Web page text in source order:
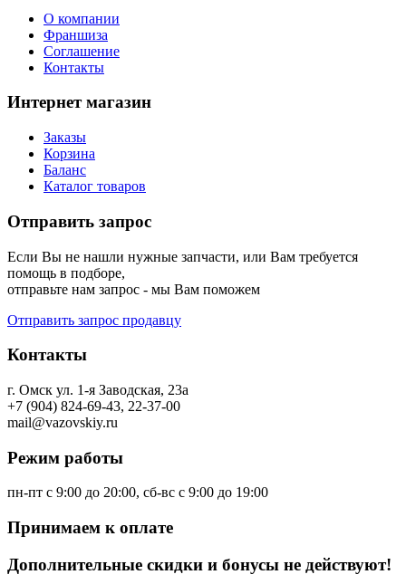
О компании
Франшиза
Соглашение
Контакты
Интернет магазин
Заказы
Корзина
Баланс
Каталог товаров
Отправить запрос
Если Вы не нашли нужные запчасти, или Вам требуется
помощь в подборе,
отправьте нам запрос - мы Вам поможем
Отправить запрос продавцу
Контакты
г. Омск ул. 1-я Заводская, 23а
+7 (904) 824-69-43, 22-37-00
mail@vazovskiy.ru
Режим работы
пн-пт с 9:00 до 20:00, сб-вс с 9:00 до 19:00
Принимаем к оплате
Дополнительные скидки и бонусы не действуют!